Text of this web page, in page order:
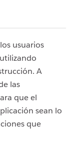
usuarios
A
las
que el
sean lo
que